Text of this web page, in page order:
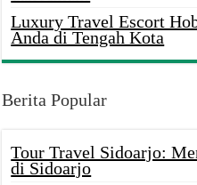
Luxury Travel Escort
Anda di Tengah Kota
Berita Popular
Tour Travel Sidoarjo:
di Sidoarjo